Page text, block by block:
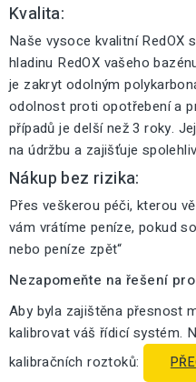
Kvalita:
Naše vysoce kvalitní RedOX
hladinu RedOX vašeho
je zakryt odolným
odolnost proti opotřebení a
případů je delší než 3 roky.
na údržbu a zajišťuje
Nákup bez rizika:
Přes veškerou péči, kterou
vám vrátíme peníze, pokud
nebo peníze zpět“
Nezapomeňte na řešení
Aby byla zajištěna přesnost
kalibrovat váš řídicí systém.
kalibračních roztoků: